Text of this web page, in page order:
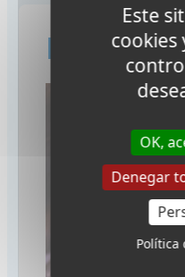
Leer
Este
cookies
OK,
Denegar
Política